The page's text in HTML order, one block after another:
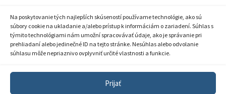
Na poskytovanie tých najlepších skúseností používame technológie, ako sú
súbory cookie na ukladanie a/alebo prístup k informáciám o zariadení. Súhlas s
týmito technológiami nám umožní spracovávať údaje, ako je správanie pri
prehliadaní alebo jedinečné ID na tejto stránke. Nesúhlas alebo odvolanie
súhlasu môže nepriaznivo ovplyvniť určité vlastnosti a funkcie.
Prijať
Zásady ochrany súkromia
Sprístupnenie informácií